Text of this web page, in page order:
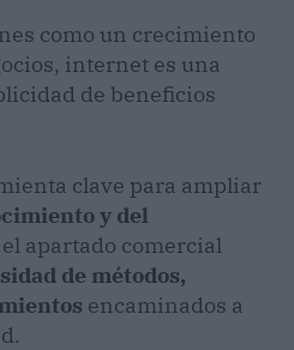
como un crecimiento
internet es una
de beneficios
clave para ampliar
y del
apartado comercial
de métodos,
encaminados a